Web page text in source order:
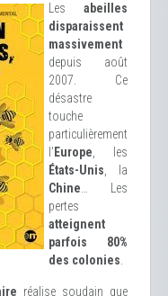
Les abeilles
disparaissent
massivement
depuis août
2007. Ce
désastre
touche
particulièrement
l’ Europe , les
États-Unis , la
Chine … Les
pertes
atteignent
parfois 80%
des colonies
réalise soudain que